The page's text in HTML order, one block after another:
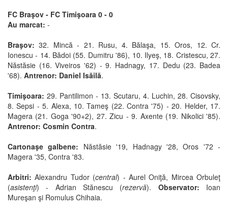
FC Braşov - FC Timişoara 0 - 0
Au marcat: -
Braşov:32. Mincă - 21. Rusu, 4. Bălaşa, 15. Oros, 12. Cr.
Ionescu - 14. Bădoi (55. Dumitru '86), 10. Ilyeş, 18. Cristescu, 27.
Năstăsie (16. Viveiros '62) - 9. Hadnagy, 17. Dedu (23. Badea
'68). Antrenor: Daniel Isăilă.
Timişoara: 29. Pantilimon - 13. Scutaru, 4. Luchin, 28. Cisovsky,
8. Sepsi - 5. Alexa, 10. Tameş (22. Contra '75) - 20. Helder, 17.
Magera (21. Goga '90+2), 27. Zicu - 9. Axente (19. Nikolici '85).
Antrenor: Cosmin Contra.
Cartonaşe galbene: Năstăsie '19, Hadnagy '28, Oros '72 -
Magera '35, Contra '83.
Arbitri: Alexandru Tudor (central) - Aurel Oniţă, Mircea Orbuleţ
(asistenţi) - Adrian Stănescu (rezervă). Observator: Ioan
Mureşan şi Romulus Chihaia.